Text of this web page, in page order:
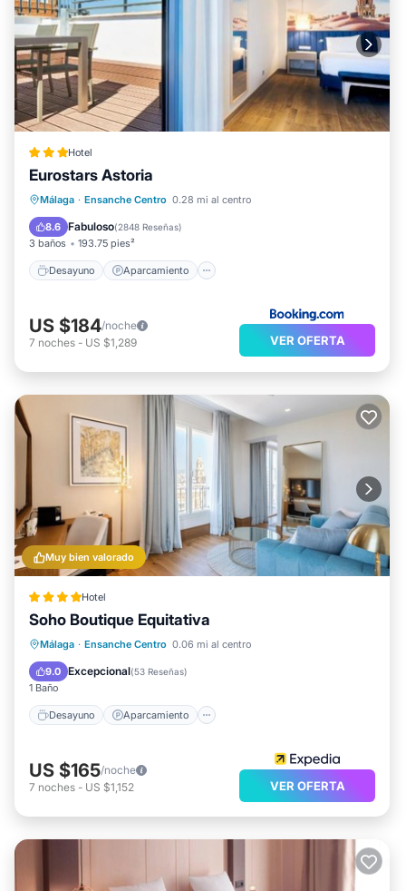
Hotel
Eurostars Astoria
Málaga · Ensanche Centro 0.28 mi al centro
8.6 Fabuloso(2848 Reseñas)
3 baños 193.75 pies²
Desayuno Aparcamiento
Desayuno
Aparcamiento
Aire acondicionado
US $184/noche
7 noches - US $1,289 VER OFERTA
Muy bien valorado
Hotel
Soho Boutique Equitativa
Málaga · Ensanche Centro 0.06 mi al centro
9.0 Excepcional(53 Reseñas)
1 Baño
Desayuno Aparcamiento
Desayuno Aparcamiento
Aire acondicionado
US $165/noche
7 noches - US $1,152 VER OFERTA